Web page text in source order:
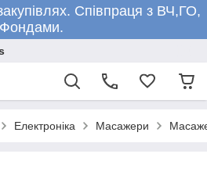
Співпраця з ВЧ,ГО,
Фондами.
Електроніка Масажери